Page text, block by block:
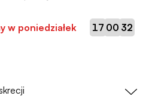
w poniedziałek 17: 00: 31